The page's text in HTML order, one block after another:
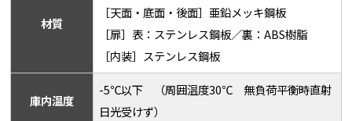
材質
［天面・底面・後面］亜鉛メッキ鋼板
［扉］表：ステンレス鋼板／裏：ABS樹脂
［内装］ステンレス鋼板
庫内温度
-5℃以下 （周囲温度30℃ 無負荷平衡時直射
日光受けず）